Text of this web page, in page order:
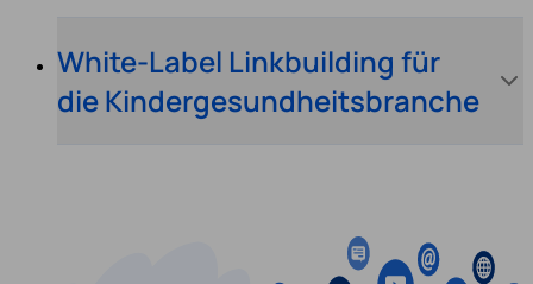
White-Label Linkbuilding für
die Kindergesundheitsbranche